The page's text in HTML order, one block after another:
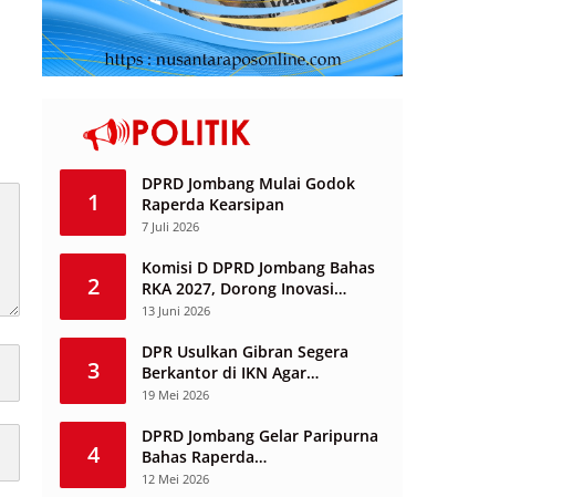
1
DPRD Jombang Mulai Godok
Raperda Kearsipan
7 Juli 2026
2
Komisi D DPRD Jombang Bahas
RKA 2027, Dorong Inovasi
Layanan Ketenagakerjaan
13 Juni 2026
3
DPR Usulkan Gibran Segera
Berkantor di IKN Agar
Infrastruktur Tak Mangkrak dan
19 Mei 2026
4
DPRD Jombang Gelar Paripurna
Bahas Raperda
Penyelenggaraan Jasa
12 Mei 2026